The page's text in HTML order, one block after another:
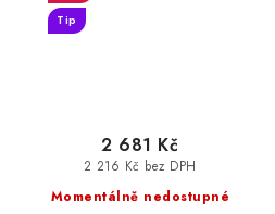
Tip
Momentálně nedostupné
2 216 Kč bez DPH
2 681 Kč